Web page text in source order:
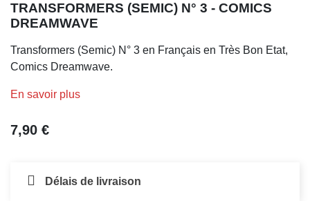
TRANSFORMERS (SEMIC) N° 3 - COMICS
DREAMWAVE
Transformers (Semic) N° 3 en Français en Très Bon Etat,
Comics Dreamwave.
En savoir plus
7,90 €
Délais de livraison